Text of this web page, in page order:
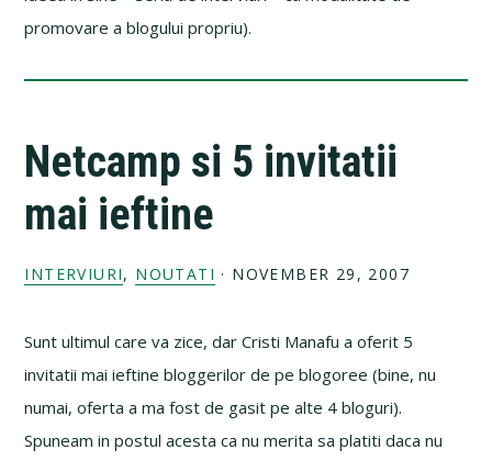
promovare a blogului propriu).
Netcamp si 5 invitatii
mai ieftine
INTERVIURI, NOUTATI · NOVEMBER 29, 2007
Sunt ultimul care va zice, dar Cristi Manafu a oferit 5
invitatii mai ieftine bloggerilor de pe blogoree (bine, nu
numai, oferta a ma fost de gasit pe alte 4 bloguri).
Spuneam in postul acesta ca nu merita sa platiti daca nu